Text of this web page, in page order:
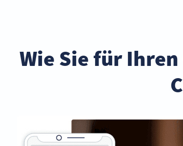
Wie Sie für